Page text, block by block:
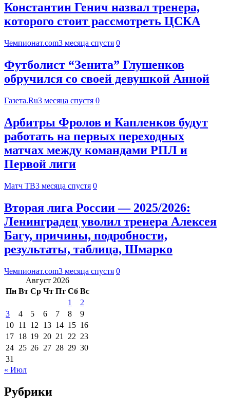
Константин Генич назвал тренера,
которого стоит рассмотреть ЦСКА
Чемпионат.com3 месяца спустя 0
Футболист “Зенита” Глушенков
обручился со своей девушкой Анной
Газета.Ru3 месяца спустя 0
Арбитры Фролов и Капленков будут
работать на первых переходных
матчах между командами РПЛ и
Первой лиги
Матч ТВ3 месяца спустя 0
Вторая лига России — 2025/2026:
Ленинградец уволил тренера Алексея
Багу, причины, подробности,
результаты, таблица, Шмарко
Чемпионат.com3 месяца спустя 0
Август 2026
Пн Вт Ср Чт Пт Сб Вс
1
2
3
4 5 6 7 8
9
10 11 12 13 14 15 16
17 18 19 20 21 22 23
24 25 26 27 28 29 30
31
« Июл
Рубрики